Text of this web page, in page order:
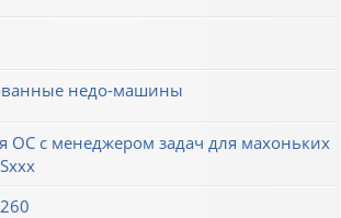
недо-машины
ОС с менеджером задач для махоньких